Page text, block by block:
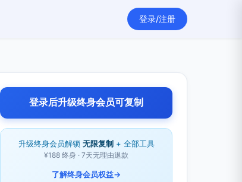
登录/注册
登录后升级终身会员可复制
升级终身会员解锁 无限复制 + 全部工具
¥188 终身 · 7天无理由退款
了解终身会员权益→